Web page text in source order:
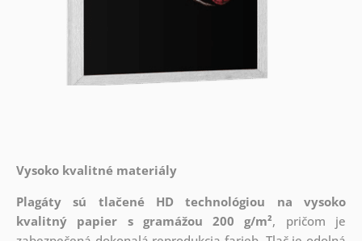
Vysoko kvalitné materiály
Plagáty sú tlačené HD technológiou na vysoko
kvalitný papier s gramážou 200 g/m², pričom je